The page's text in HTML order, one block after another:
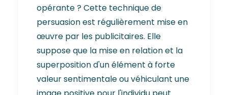
opérante ? Cette technique de
persuasion est régulièrement mise en
œuvre par les publicitaires. Elle
suppose que la mise en relation et la
superposition d'un élément à forte
valeur sentimentale ou véhiculant une